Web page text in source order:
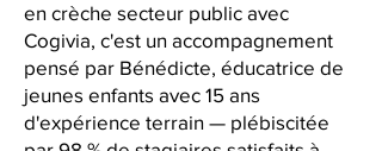
en crèche secteur public avec
Cogivia, c'est un accompagnement
pensé par Bénédicte, éducatrice de
jeunes enfants avec 15 ans
d'expérience terrain — plébiscitée